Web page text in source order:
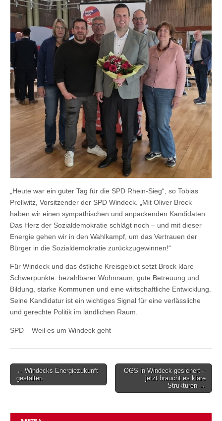
„Heute war ein guter Tag für die SPD Rhein‑Sieg“, so Tobias
Prellwitz, Vorsitzender der SPD Windeck. „Mit Oliver Brock
haben wir einen sympathischen und anpackenden Kandidaten.
Das Herz der Sozialdemokratie schlägt noch – und mit dieser
Energie gehen wir in den Wahlkampf, um das Vertrauen der
Bürger in die Sozialdemokratie zurückzugewinnen!“
Für Windeck und das östliche Kreisgebiet setzt Brock klare
Schwerpunkte: bezahlbarer Wohnraum, gute Betreuung und
Bildung, starke Kommunen und eine wirtschaftliche Entwicklung.
Seine Kandidatur ist ein wichtiges Signal für eine verlässliche
und gerechte Politik im ländlichen Raum.
SPD – Weil es um Windeck geht
Post
navigation
← Windecks Energiezukunft
gestalten
OGS in Windeck gesichert –
jetzt braucht es klare
Strukturen →